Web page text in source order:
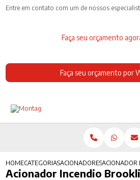
Entre em contato com um de nossos
Faça seu orçamento
Faça seu orçamento por
HOMECATEGORIASACIONADORES DEACIONADOR
Acionador Incendio